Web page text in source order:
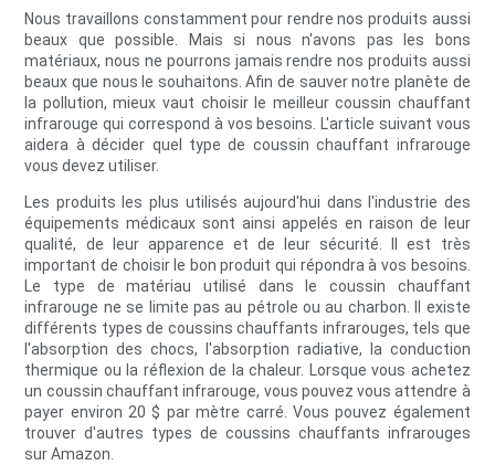
Nous travaillons constamment pour rendre nos produits aussi
beaux que possible. Mais si nous n'avons pas les bons
matériaux, nous ne pourrons jamais rendre nos produits aussi
beaux que nous le souhaitons. Afin de sauver notre planète de
la pollution, mieux vaut choisir le meilleur coussin chauffant
infrarouge qui correspond à vos besoins. L'article suivant vous
aidera à décider quel type de coussin chauffant infrarouge
vous devez utiliser.
Les produits les plus utilisés aujourd'hui dans l'industrie des
équipements médicaux sont ainsi appelés en raison de leur
qualité, de leur apparence et de leur sécurité. Il est très
important de choisir le bon produit qui répondra à vos besoins.
Le type de matériau utilisé dans le coussin chauffant
infrarouge ne se limite pas au pétrole ou au charbon. Il existe
différents types de coussins chauffants infrarouges, tels que
l'absorption des chocs, l'absorption radiative, la conduction
thermique ou la réflexion de la chaleur. Lorsque vous achetez
un coussin chauffant infrarouge, vous pouvez vous attendre à
payer environ 20 $ par mètre carré. Vous pouvez également
trouver d'autres types de coussins chauffants infrarouges
sur Amazon.